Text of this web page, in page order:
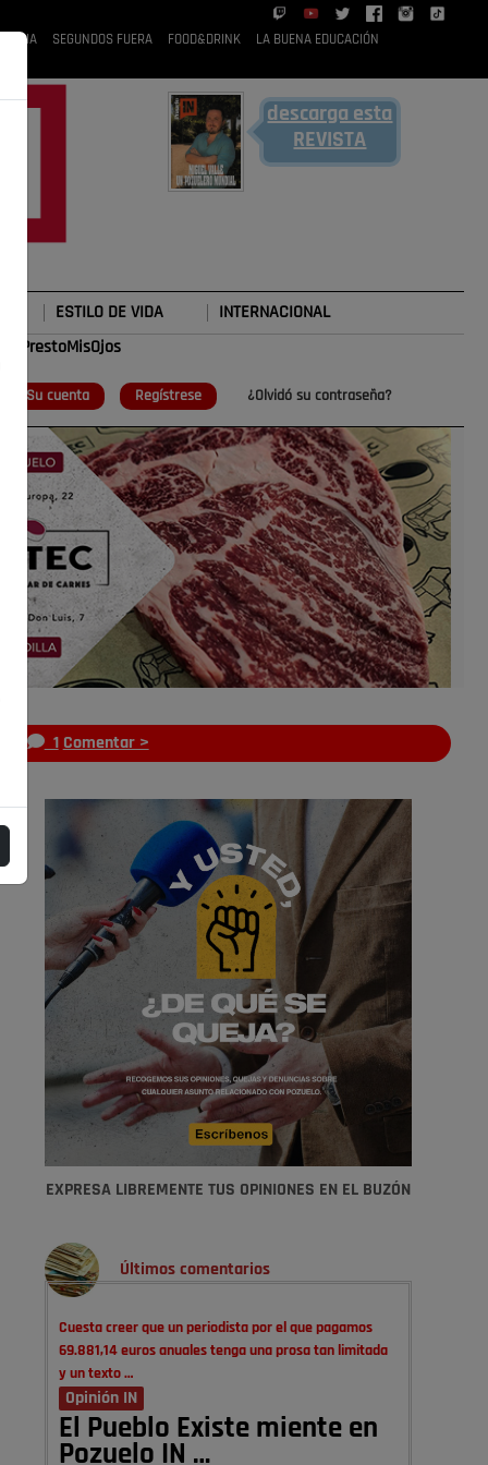
RUBIA SEGUNDOS FUERA FOOD&DRINK
LA BUENA EDUCACIÓN
descarga esta
REVISTA
ESTILO DE VIDA INTERNACIONAL
#TePrestoMisOjos
Su cuenta Regístrese ¿Olvidó su contraseña?
1 Comentar >
EXPRESA LIBREMENTE TUS OPINIONES EN EL BUZÓN
Últimos comentarios
Cuesta creer que un periodista por el que pagamos
69.881,14 euros anuales tenga una prosa tan limitada
y un texto …
Opinión IN
El Pueblo Existe miente en
Pozuelo IN …